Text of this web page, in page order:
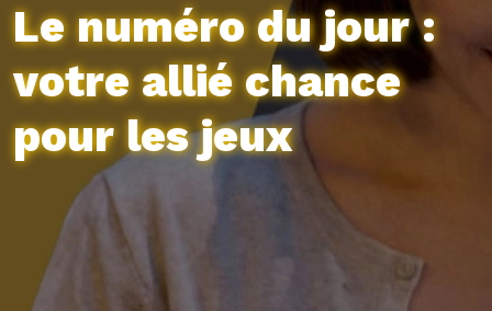
Le numéro du jour :
votre allié chance
pour les jeux